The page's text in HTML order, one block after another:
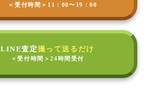
＜受付時間＞ 11：00〜19：00
LINE査定撮って送るだけ
＜受付時間＞24時間受付